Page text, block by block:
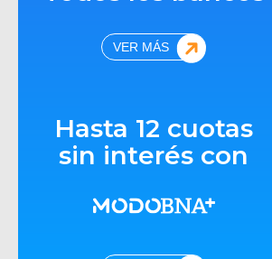
VER MÁS
Hasta 12 cuotas
sin interés con